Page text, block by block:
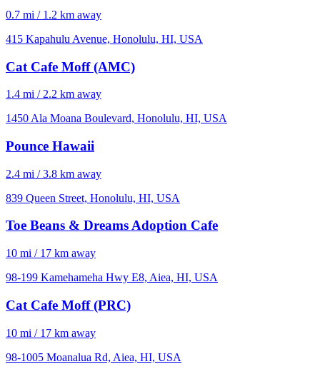
0.7 mi / 1.2 km away
415 Kapahulu Avenue, Honolulu, HI, USA
Cat Cafe Moff (AMC)
1.4 mi / 2.2 km away
1450 Ala Moana Boulevard, Honolulu, HI, USA
Pounce Hawaii
2.4 mi / 3.8 km away
839 Queen Street, Honolulu, HI, USA
Toe Beans & Dreams Adoption Cafe
10 mi / 17 km away
98-199 Kamehameha Hwy E8, Aiea, HI, USA
Cat Cafe Moff (PRC)
10 mi / 17 km away
98-1005 Moanalua Rd, Aiea, HI, USA